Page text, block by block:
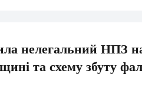
нелегальний НПЗ
та схему збуту